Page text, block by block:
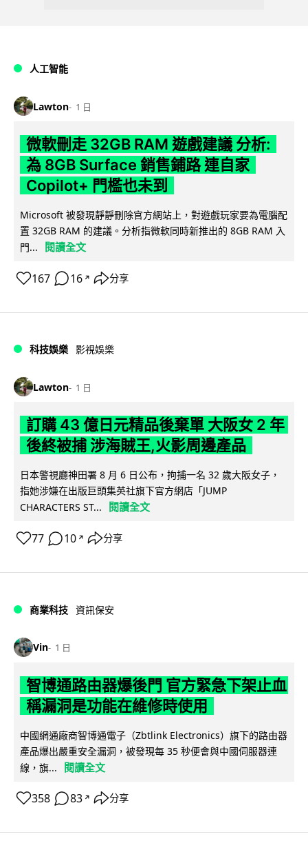
人工智能
Lawton 1 日
微軟刪走 32GB RAM 遊戲建議 分析:
為 8GB Surface 銷售鋪路 連自家
Copilot+ 門檻也未到
Microsoft 被發現靜靜刪除官方網站上，對遊戲玩家要為電腦配
置 32GB RAM 的建議。分析指微軟同時新推出的 8GB RAM 入
門...
閱讀全文
167 16 ↗ 分享
科技娛樂 影視娛樂
Lawton 1 日
訂購 43 億日元精品後棄單 大阪女 2 年
後終被捕 涉海賊王,火影周邊產品
日本警視廳神田署 8 月 6 日公布，拘捕一名 32 歲大阪女子，
指她涉嫌在出版巨頭集英社旗下官方網店「JUMP
CHARACTERS ST...
閱讀全文
77 10 ↗ 分享
商業科技 資訊保安
Vin 1 日
智博通路由器爆後門 官方緊急下架止血
稱漏洞是功能在維修時使用
中國網通廠商智博通電子（Zbtlink Electronics）旗下的路由器
產品爆出嚴重安全漏洞，被發現每 35 秒便會與中國伺服器連
線，旗...
閱讀全文
358 83 ↗ 分享